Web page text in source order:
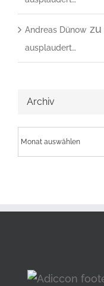
Andreas Dünow zu
ausplaudert…
Archiv